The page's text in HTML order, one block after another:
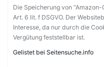
Die Speicherung von
Art. 6 lit. f DSGVO. Der
Interesse, da nur durch die
Vergütung feststellbar ist.
Gelistet bei Seitensuche.info